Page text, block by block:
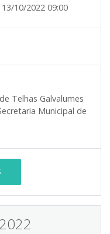
13/10/2022 09:00
Telhas Galvalumes
Municipal de